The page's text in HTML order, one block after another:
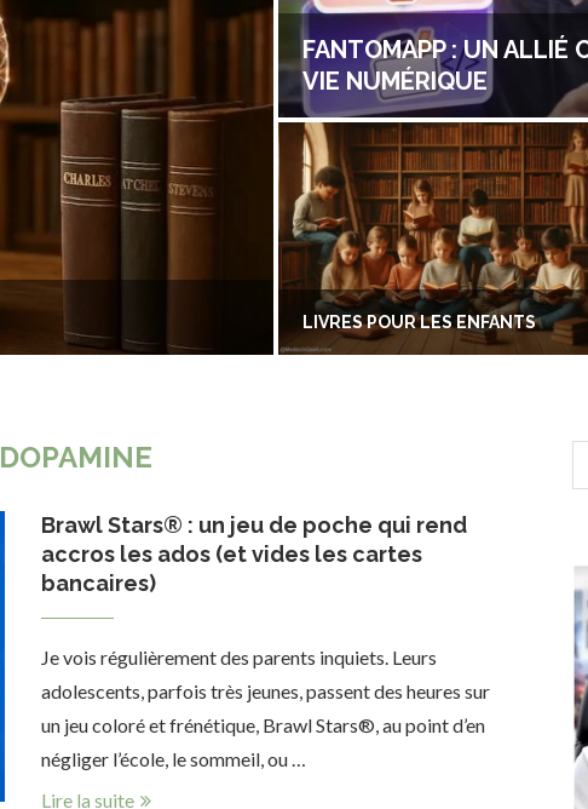
FANTOMAPP : UN ALLIÉ
VIE NUMÉRIQUE
LIVRES POUR LES ENFANTS
DOPAMINE
Brawl Stars® : un jeu de poche qui rend
accros les ados (et vides les cartes
bancaires)
Je vois régulièrement des parents inquiets. Leurs
adolescents, parfois très jeunes, passent des heures sur
un jeu coloré et frénétique, Brawl Stars®, au point d’en
négliger l’école, le sommeil, ou …
Lire la suite